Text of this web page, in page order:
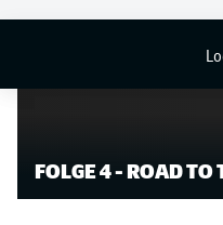
FOLGE 4 - ROAD TO